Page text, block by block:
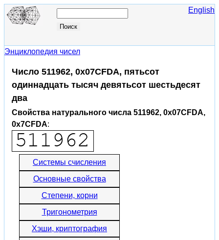
English
Энциклопедия чисел
Число 511962, 0x07CFDA, пятьсот
одиннадцать тысяч девятьсот шестьдесят
два
Свойства натурального числа 511962, 0x07CFDA,
0x7CFDA:
Системы счисления
Основные свойства
Степени, корни
Тригонометрия
Хэши, криптография